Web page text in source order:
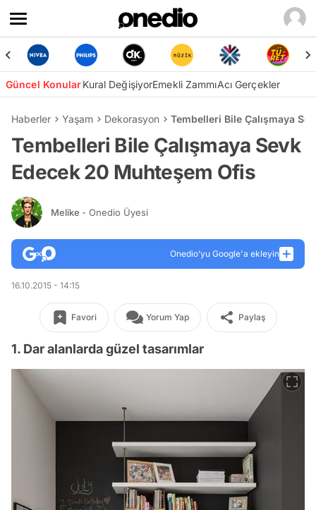
Güncel KonularKural DeğişiyorEmekli ZammıAcı Gerçekler
Haberler Yaşam Dekorasyon Tembelleri Bile Çalışmaya
Tembelleri Bile Çalışmaya Sevk
Edecek 20 Muhteşem Ofis
Melike - Onedio Üyesi
Onedio’yu Google'a ekleyin
16.10.2015 - 14:15
Favori Yorum Yap Paylaş
1. Dar alanlarda güzel tasarımlar